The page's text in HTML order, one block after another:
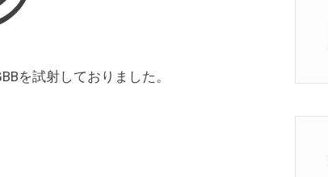
を試射しておりました。